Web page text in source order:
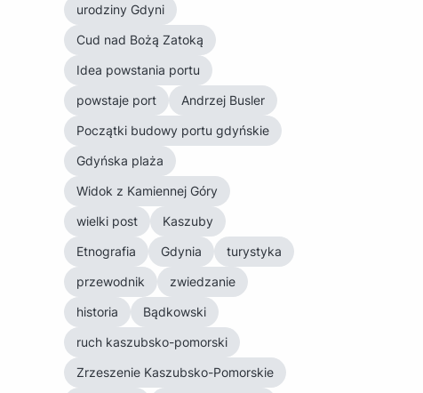
urodziny Gdyni
Cud nad Bożą Zatoką
Idea powstania portu
powstaje port
Andrzej Busler
Początki budowy portu gdyńskie
Gdyńska plaża
Widok z Kamiennej Góry
wielki post
Kaszuby
Etnografia
Gdynia
turystyka
przewodnik
zwiedzanie
historia
Bądkowski
ruch kaszubsko-pomorski
Zrzeszenie Kaszubsko-Pomorskie